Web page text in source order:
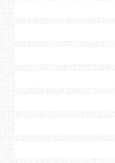
content